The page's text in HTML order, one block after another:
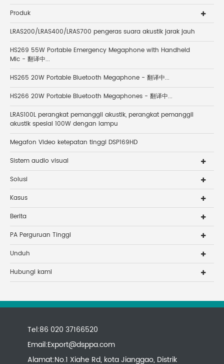
Produk
LRAS200/LRAS400/LRAS700 pengeras suara akustik jarak jauh
HS269 55W Portable Emergency Megaphone with Handheld
Mic - 翻译中...
HS265 20W Portable Bluetooth Megaphone - 翻译中...
HS266 20W Portable Bluetooth Megaphones - 翻译中...
LRAS100L perangkat pemanggil akustik, perangkat pemanggil
akustik spesial 100W dengan lampu
Megafon Video ketepatan tinggi DSP169HD
Sistem audio visual
Solusi
Kasus
Berita
PA Perguruan Tinggi
Unduh
Hubungi kami
Tel:86 020 37166520
Email:Export@dsppa.com
Alamat:No.1 Xiahe Rd, kota Jianggao, Distrik